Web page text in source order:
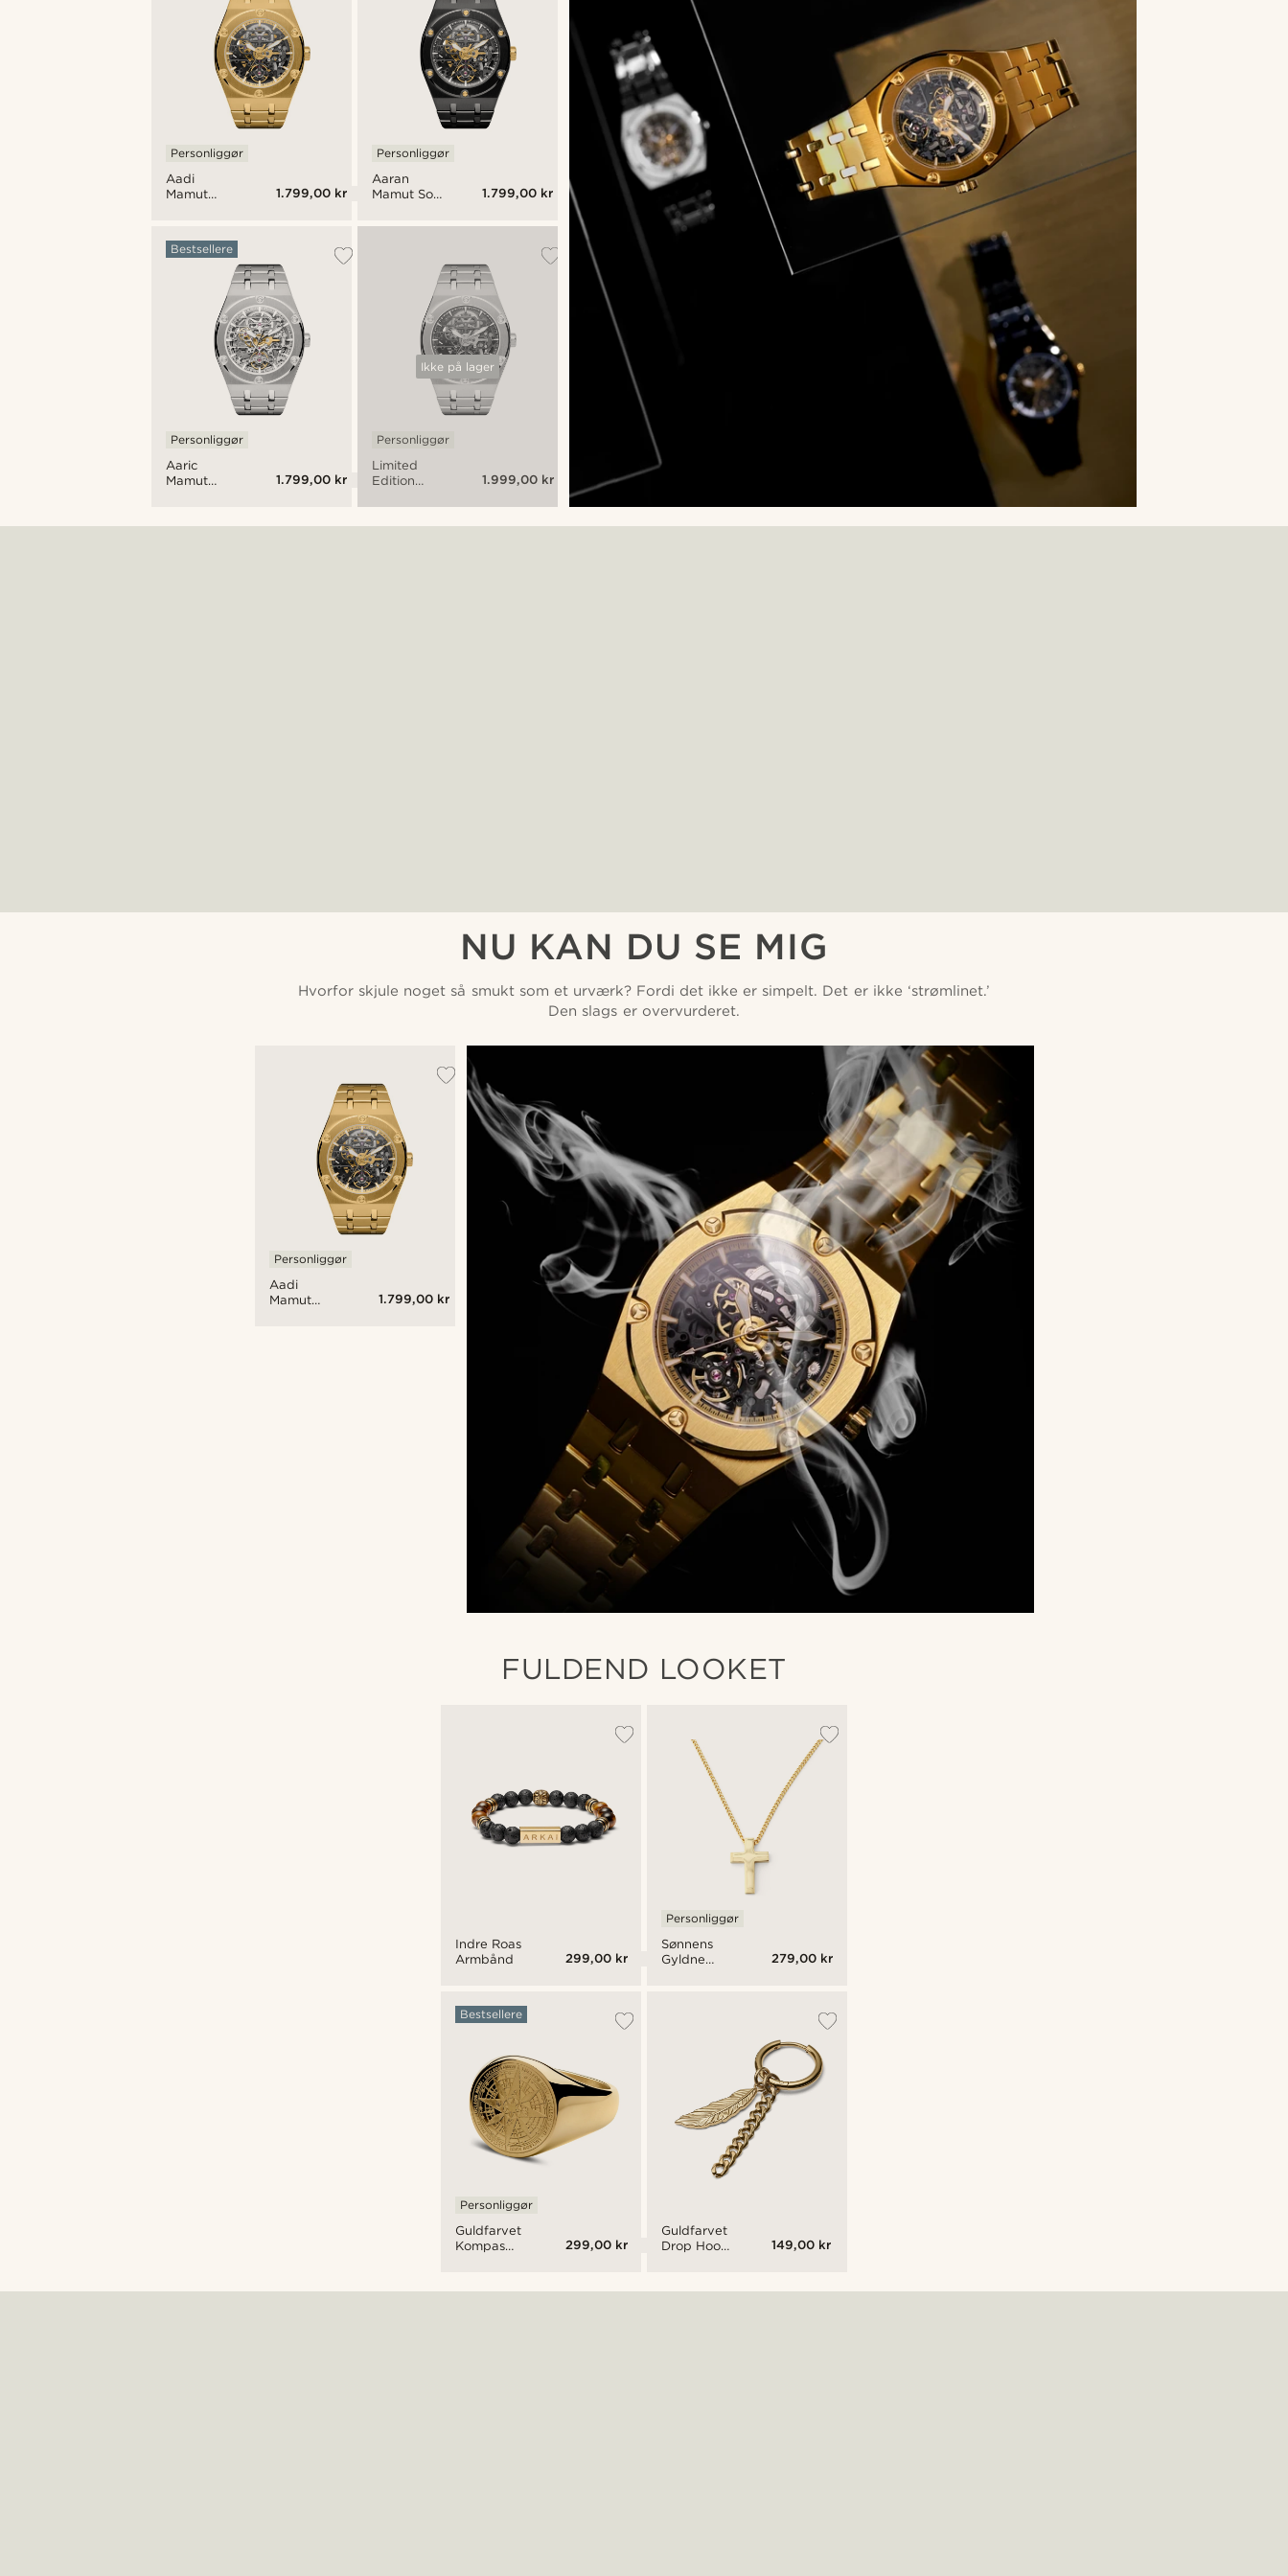
Aadi
Mamut
Skeletur
Personliggør
1.799,00 kr
Aaric
Mamut
Skeletur
Bestsellere
Personliggør
1.799,00 kr
Aaran
Mamut Sort
Skeletur
Personliggør
1.799,00 kr
Ikke på lager
Limited
Edition
Automatisk
Skelet Ur
Personliggør
1.999,00 kr
NU KAN DU SE MIG
Hvorfor skjule noget så smukt som et urværk? Fordi det ikke er simpelt. Det er ikke ‘strømlinet.’
Den slags er overvurderet.
Aadi
Mamut
Personliggør
1.799,00 kr
FULDEND LOOKET
Indre Roas
Armbånd
299,00 kr
Guldfarvet
Kompas
Stål
Bestsellere
Personliggør
299,00 kr
Sønnens
Gyldne
Personliggør
279,00 kr
Guldfarvet
Drop Hoop
Kæde
149,00 kr